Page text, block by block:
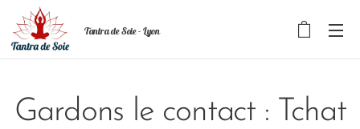
Tantra de Soie - Lyon
Gardons le contact : Tchat